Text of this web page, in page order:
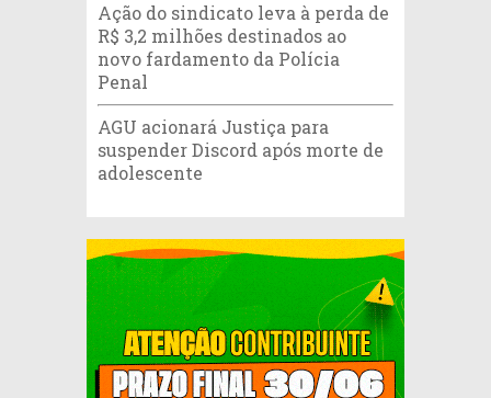
Ação do sindicato leva à perda de
R$ 3,2 milhões destinados ao
novo fardamento da Polícia
Penal
AGU acionará Justiça para
suspender Discord após morte de
adolescente